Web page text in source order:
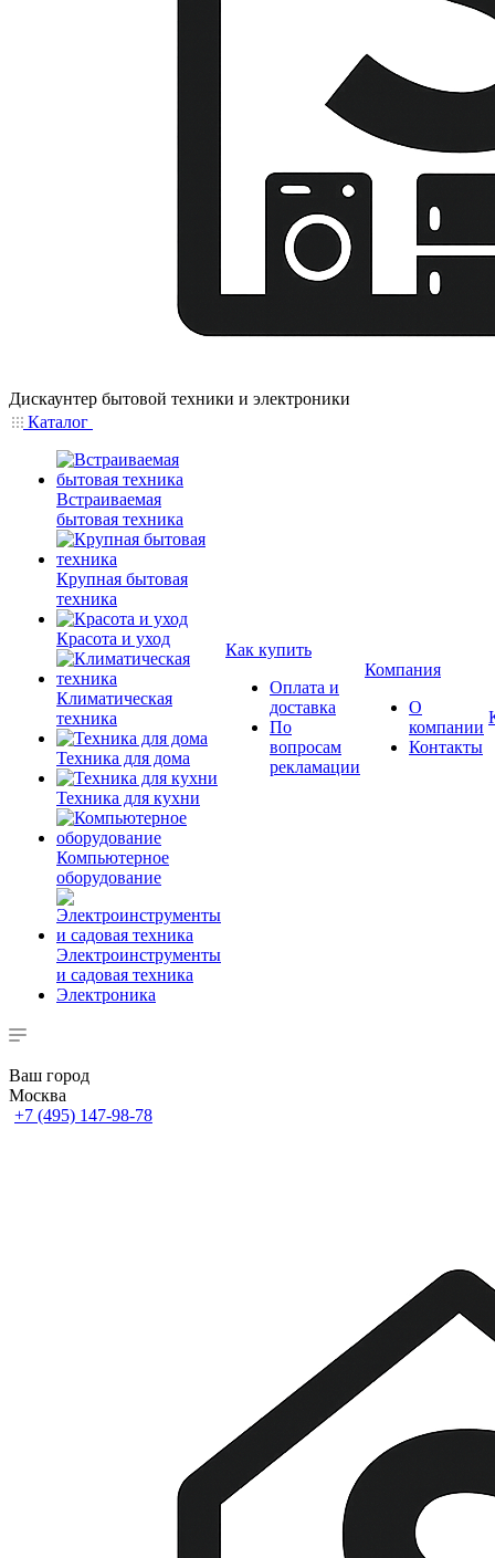
Дискаунтер бытовой техники и электроники
Каталог
Встраиваемая
бытовая техника
Крупная бытовая
техника
Красота и уход
Климатическая
техника
Техника для дома
Техника для кухни
Компьютерное
оборудование
Электроинструменты
и садовая техника
Электроника
Как купить
Оплата и
доставка
По
вопросам
рекламации
Компания
О
компании
Контакты
Ваш город
Москва
+7 (495) 147-98-78